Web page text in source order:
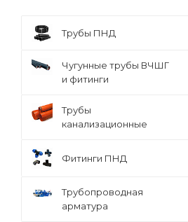
Трубы ПНД
Чугунные трубы ВЧШГ
и фитинги
Трубы
канализационные
Фитинги ПНД
Трубопроводная
арматура